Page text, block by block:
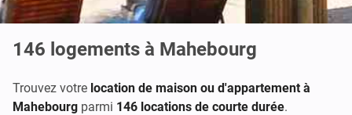
146 logements à Mahebourg
Trouvez votre location de maison ou d'appartement à
Mahebourg parmi 146 locations de courte durée.